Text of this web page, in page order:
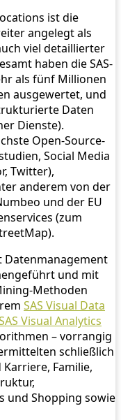
ist die
angelegt als
viel detaillierter
haben die SAS-
als fünf Millionen
ausgewertet, und
Daten
Dienste).
Open-Source-
Social Media
Twitter),
anderem von der
und der EU
(zum
und mit
Methoden
SAS Visual Data
Visual Analytics
– vorrangig
schließlich
Familie,
und Shopping sowie